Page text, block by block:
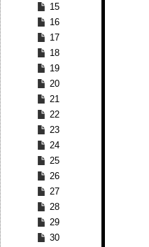
15
16
17
18
19
20
21
22
23
24
25
26
27
28
29
30